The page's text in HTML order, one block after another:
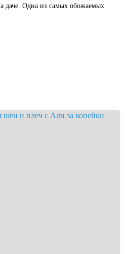
даче. Одна из самых обожаемых